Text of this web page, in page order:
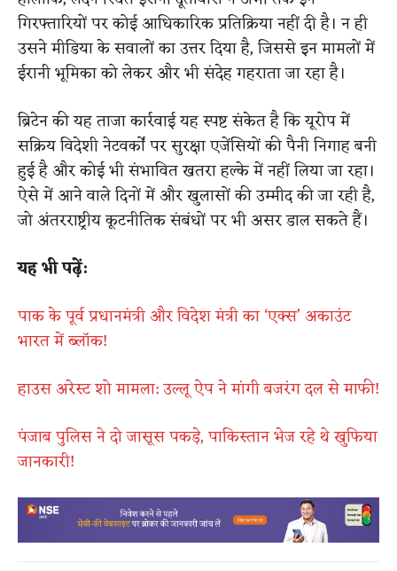
गिरफ्तारियों पर कोई आधिकारिक प्रतिक्रिया नहीं दी है। न ही
उसने मीडिया के सवालों का उत्तर दिया है, जिससे इन मामलों में
ईरानी भूमिका को लेकर और भी संदेह गहराता जा रहा है।
ब्रिटेन की यह ताजा कार्रवाई यह स्पष्ट संकेत है कि यूरोप में
सक्रिय विदेशी नेटवर्कों पर सुरक्षा एजेंसियों की पैनी निगाह बनी
हुई है और कोई भी संभावित खतरा हल्के में नहीं लिया जा रहा।
ऐसे में आने वाले दिनों में और खुलासों की उम्मीद की जा रही है,
जो अंतरराष्ट्रीय कूटनीतिक संबंधों पर भी असर डाल सकते हैं।
यह भी पढ़ें:
पाक के पूर्व प्रधानमंत्री और विदेश मंत्री का ‘एक्स’ अकाउंट
भारत में ब्लॉक!
हाउस अरेस्ट शो मामला: उल्लू ऐप ने मांगी बजरंग दल से माफी!
पंजाब पुलिस ने दो जासूस पकड़े, पाकिस्तान भेज रहे थे खुफिया
जानकारी!